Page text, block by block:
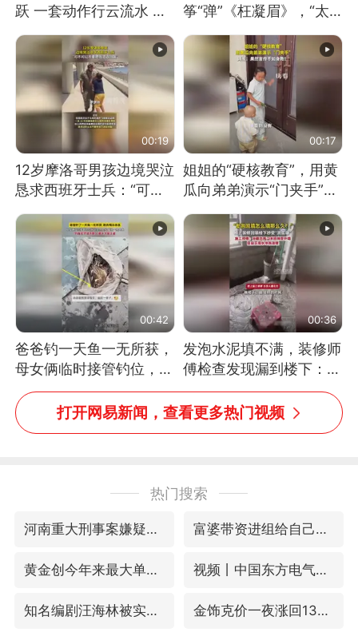
跃 一套动作行云流水 节
到又舞又武的？
筝“弹”《枉凝眉》，“太
吗？”“或将成为首位考级
不带古筝的选手。”（来
源：新华每日电讯）
00:19
12岁摩洛哥男孩边境哭泣
恳求西班牙士兵：“可不
00:17
姐姐的“硬核教育”，用黄
瓜向弟弟演示“门夹手”，
教！
00:42
爸爸钓一天鱼一无所获，
母女俩临时接管钓位，用
玩具鱼竿钓上大鱼
00:36
发泡水泥填不满，装修师
傅检查发现漏到楼下：出
风口未延伸到外墙
打开网易新闻，查看更多热门视频
热门搜索
河南重大刑事案嫌疑人落网 富婆带资进组给自己硬加60多场吻戏
黄金创今年来最大单周涨幅 视频丨中国东方电气集团原党组副书记、董事宋致远被查
知名编剧汪海林被实名举报偷税漏税 金饰克价一夜涨回1300元